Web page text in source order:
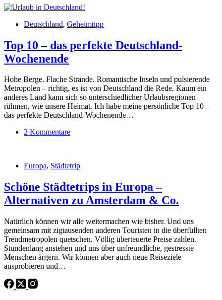
Deutschland, Geheimtipp
Top 10 – das perfekte Deutschland-
Wochenende
Hohe Berge. Flache Strände. Romantische Inseln und pulsierende
Metropolen – richtig, es ist von Deutschland die Rede. Kaum ein
anderes Land kann sich so unterschiedlicher Urlaubsregionen
rühmen, wie unsere Heimat. Ich habe meine persönliche Top 10 –
das perfekte Deutschland-Wochenende…
2 Kommentare
Europa, Städtetrip
Schöne Städtetrips in Europa –
Alternativen zu Amsterdam & Co.
Natürlich können wir alle weitermachen wie bisher. Und uns
gemeinsam mit zigtausenden anderen Touristen in die überfüllten
Trendmetropolen quetschen. Völlig überteuerte Preise zahlen.
Stundenlang anstehen und uns über unfreundliche, gestresste
Menschen ärgern. Wir können aber auch neue Reiseziele
ausprobieren und…